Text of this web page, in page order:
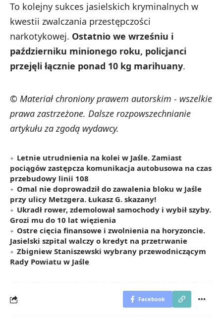
To kolejny sukces jasielskich kryminalnych w
kwestii zwalczania przestępczości
narkotykowej. Ostatnio we wrześniu i
październiku minionego roku, policjanci
przejęli łącznie ponad 10 kg marihuany.
© Materiał chroniony prawem autorskim - wszelkie
prawa zastrzeżone. Dalsze rozpowszechnianie
artykułu za zgodą wydawcy.
Letnie utrudnienia na kolei w Jaśle. Zamiast
pociągów zastępcza komunikacja autobusowa na czas
przebudowy linii 108
Omal nie doprowadził do zawalenia bloku w Jaśle
przy ulicy Metzgera. Łukasz G. skazany!
Ukradł rower, zdemolował samochody i wybił szyby.
Grozi mu do 10 lat więzienia
Ostre cięcia finansowe i zwolnienia na horyzoncie.
Jasielski szpital walczy o kredyt na przetrwanie
Zbigniew Staniszewski wybrany przewodniczącym
Rady Powiatu w Jaśle
Facebook